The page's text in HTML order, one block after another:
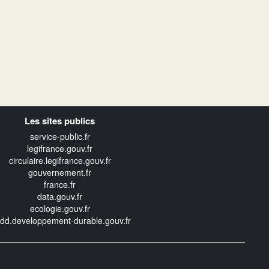
Les sites publics
service-public.fr
legifrance.gouv.fr
circulaire.legifrance.gouv.fr
gouvernement.fr
france.fr
data.gouv.fr
ecologie.gouv.fr
durable.gouv.fr